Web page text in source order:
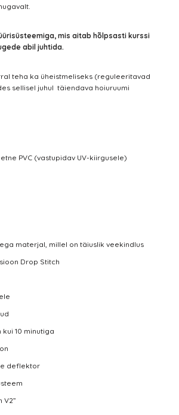
mis aitab hõlpsasti kurssi
abil juhtida.
teha ka üheistmeliseks (reguleeritavad
sellisel juhul täiendava hoiuruumi
PVC (vastupidav UV-kiirgusele)
materjal, millel on täiuslik veekindlus
Drop Stitch
10 minutiga
deflektor
V2”